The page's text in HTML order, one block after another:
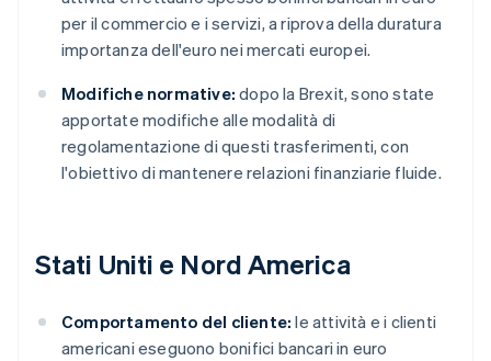
per il commercio e i servizi, a riprova della duratura
importanza dell'euro nei mercati europei.
Modifiche normative: dopo la Brexit, sono state
apportate modifiche alle modalità di
regolamentazione di questi trasferimenti, con
l'obiettivo di mantenere relazioni finanziarie fluide.
Stati Uniti e Nord America
Comportamento del cliente: le attività e i clienti
americani eseguono bonifici bancari in euro